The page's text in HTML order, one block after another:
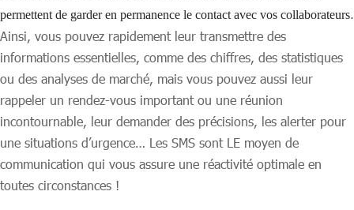
permettent de garder en permanence le contact avec vos collaborateurs.
Ainsi, vous pouvez rapidement leur transmettre des
informations essentielles, comme des chiffres, des statistiques
ou des analyses de marché, mais vous pouvez aussi leur
rappeler un rendez-vous important ou une réunion
incontournable, leur demander des précisions, les alerter pour
une situations d’urgence… Les SMS sont LE moyen de
communication qui vous assure une réactivité optimale en
toutes circonstances !